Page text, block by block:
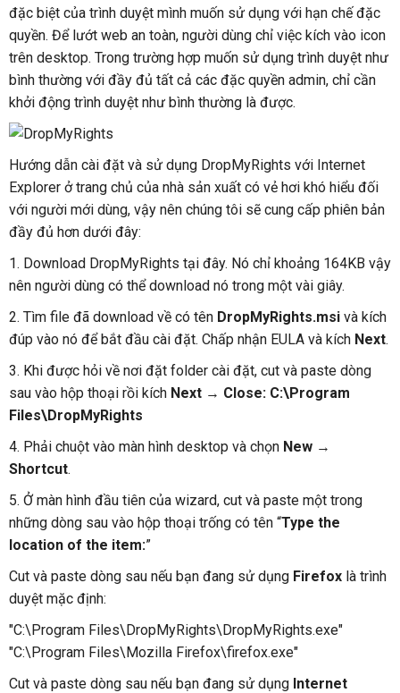
đặc biệt của trình duyệt mình muốn sử dụng với hạn chế đặc
quyền. Để lướt web an toàn, người dùng chỉ việc kích vào icon
trên desktop. Trong trường hợp muốn sử dụng trình duyệt như
bình thường với đầy đủ tất cả các đặc quyền admin, chỉ cần
khởi động trình duyệt như bình thường là được.
Hướng dẫn cài đặt và sử dụng DropMyRights với Internet
Explorer ở trang chủ của nhà sản xuất có vẻ hơi khó hiểu đối
với người mới dùng, vậy nên chúng tôi sẽ cung cấp phiên bản
đầy đủ hơn dưới đây:
1. Download DropMyRights tại đây. Nó chỉ khoảng 164KB vậy
nên người dùng có thể download nó trong một vài giây.
2. Tìm file đã download về có tên DropMyRights.msi và kích
đúp vào nó để bắt đầu cài đặt. Chấp nhận EULA và kích Next.
3. Khi được hỏi về nơi đặt folder cài đặt, cut và paste dòng
sau vào hộp thoại rồi kích Next → Close: C:\Program
Files\DropMyRights
4. Phải chuột vào màn hình desktop và chọn New →
Shortcut.
5. Ở màn hình đầu tiên của wizard, cut và paste một trong
những dòng sau vào hộp thoại trống có tên “Type the
location of the item:”
Cut và paste dòng sau nếu bạn đang sử dụng Firefox là trình
duyệt mặc định:
"C:\Program Files\DropMyRights\DropMyRights.exe"
"C:\Program Files\Mozilla Firefox\firefox.exe"
Cut và paste dòng sau nếu bạn đang sử dụng Internet